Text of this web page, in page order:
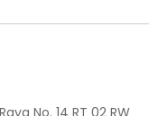
No. 14 RT 02 RW